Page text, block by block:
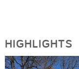
HIGHLIGHTS